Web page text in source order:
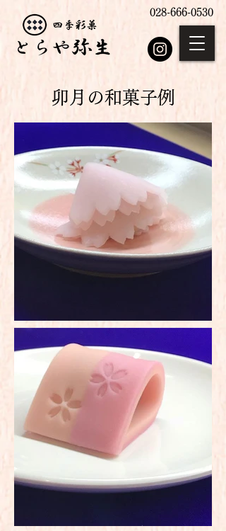
028-666-0530
卯月 の和菓子例